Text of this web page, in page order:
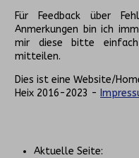
Für Feedback über
Anmerkungen bin ich
mir diese bitte
mitteilen.
Dies ist eine Website/
Heix 2016-2023 -
Aktuelle Seite: